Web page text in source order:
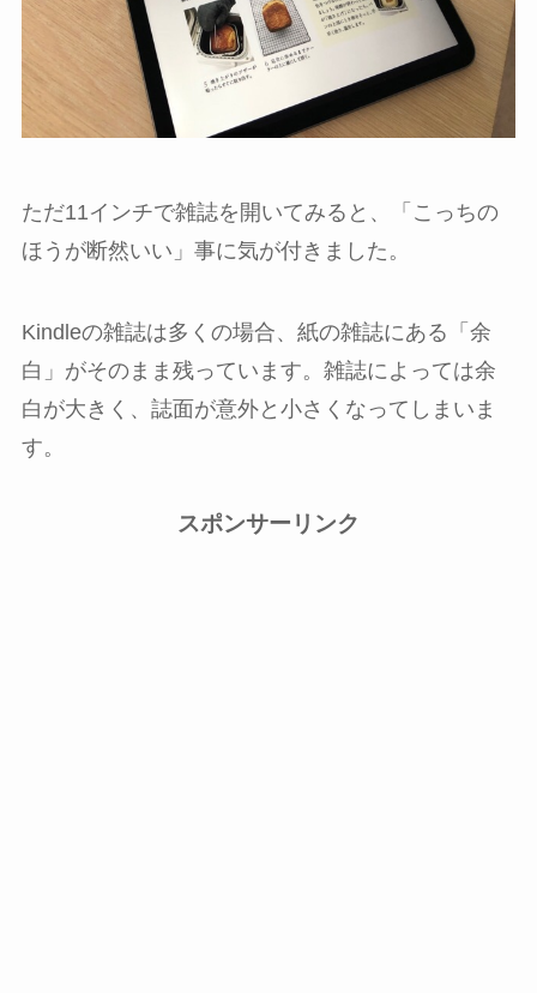
ただ11インチで雑誌を開いてみると、「こっちの
ほうが断然いい」事に気が付きました。
Kindleの雑誌は多くの場合、紙の雑誌にある「余
白」がそのまま残っています。雑誌によっては余
白が大きく、誌面が意外と小さくなってしまいま
す。
スポンサーリンク